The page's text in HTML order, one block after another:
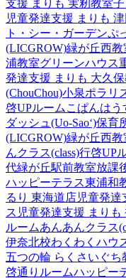
支援 まりも 実籾教室
児童発達支援 まりも
ト・シー・ガーデンぷ
(LICGROW)緑が丘西教
浦教室グリーンハウス
発達支援 まりも 大久
(ChouChou)小泉ポラリ
啓UPルーム こぱんは
ダッシュ(Uo-Sao‘)保育
(LICGROW)緑が丘西教
んクラス(class)行啓UP
代緑が丘駅前教室放課
ハッピーテラス東浦和
るり 東海道店児童発達
ス 児童発達支援 まりも
ルームあんあんクラス
伊奈北校わくわくハウ
五つの輪 らくさいぐち
啓通りルームハッピー